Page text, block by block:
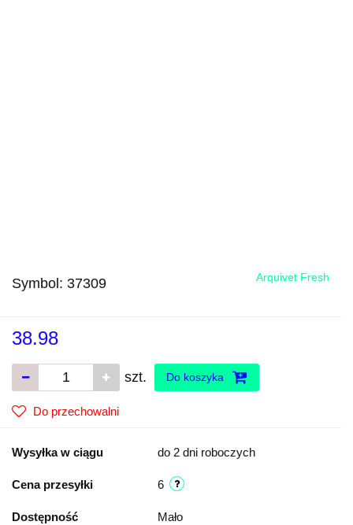
Symbol: 37309 Arquivet Fresh
38.98
szt. Do koszyka
Do przechowalni
Wysyłka w ciągu do 2 dni roboczych
Cena przesyłki 6
Dostępność Mało